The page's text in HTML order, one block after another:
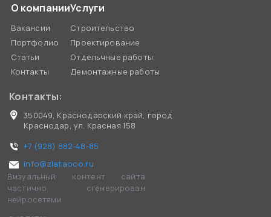
О компании
Вакансии
Портфолио
Статьи
Контакты
Услуги
Строительство
Проектирование
Отдельчные работы
Демонтажные работы
Контакты:
350049, Краснодарский край, город
Краснодар, ул. Красная 158
+7 (928) 882-48-85
info@zlataooo.ru
Визуальный контент сайта
частично сгенерирован
нейросетями